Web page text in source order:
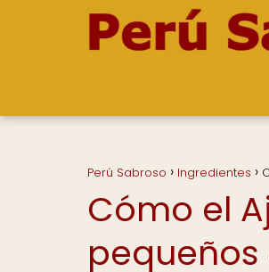
Perú Sabroso Ingredientes
Cómo el